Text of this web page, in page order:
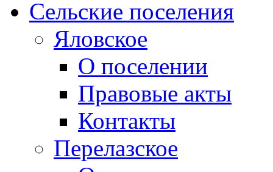
Сельские поселения
Яловское
О поселении
Правовые акты
Контакты
Перелазское